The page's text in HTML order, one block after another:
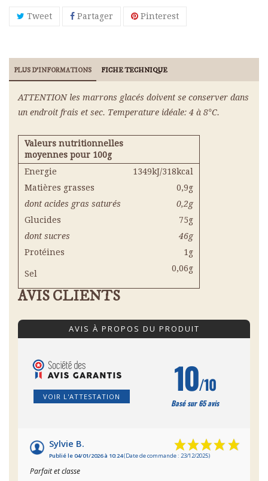
Tweet Partager Pinterest
PLUS D'INFORMATIONS FICHE TECHNIQUE
ATTENTION les marrons glacés doivent se conserver dans
un endroit frais et sec. Temperature idéale: 4 à 8°C.
Valeurs nutritionnelles
moyennes pour 100g
Energie
1349kJ/318kcal
Matières grasses
0,9g
dont acides gras saturés
0,2g
Glucides
75g
dont sucres
46g
Protéines
1g
Sel
0,06g
AVIS CLIENTS
AVIS À PROPOS DU PRODUIT
VOIR L'ATTESTATION 10/10
Basé sur 65 avis
Sylvie B.
Publié le 04/01/2026 à 10:24(Date de commande : 23/12/2025)
Parfait et classe